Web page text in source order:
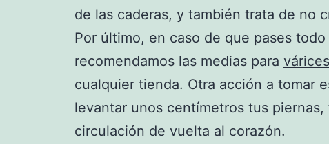
de las caderas, y también trata de no
Por último, en caso de que pases
recomendamos las medias para várices
cualquier tienda. Otra acción a tomar
levantar unos centímetros tus
circulación de vuelta al corazón.